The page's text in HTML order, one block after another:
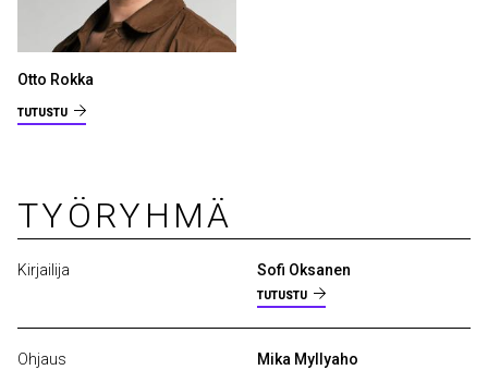
Otto Rokka
TUTUSTU
TYÖRYHMÄ
Kirjailija Sofi Oksanen
TUTUSTU
Ohjaus Mika Myllyaho